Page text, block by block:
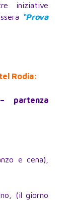
iniziative
“Prova
Rodia:
– partenza
e cena),
(il giorno